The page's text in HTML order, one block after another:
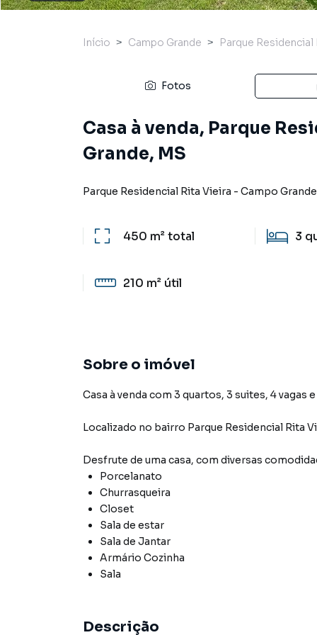
Início Campo Grande Parque Residencial
Fotos
Casa à venda, Parque
Grande, MS
Parque Residencial Rita Vieira - Campo Grande
450 m²total 3
210 m² útil
Sobre o imóvel
Casa à venda com 3 quartos, 3 suites, 4 vagas
Localizado no bairro Parque Residencial Rita
Desfrute de uma casa, com diversas
Porcelanato
Churrasqueira
Closet
Sala de estar
Sala de Jantar
Armário Cozinha
Sala
Descrição